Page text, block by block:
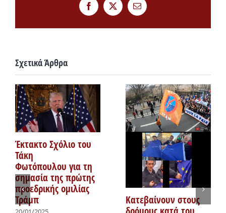
FacebookTwitterEmail
Σχετικά Άρθρα
Έκτακτο Σχόλιο του
Τάκη
Φωτόπουλου για τη
σημασία της πρώτης
προεδρικής ομιλίας
Τράμπ
Κατεβαίνουν στους